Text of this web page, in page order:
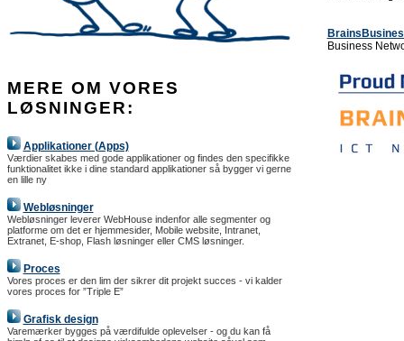
MERE OM VORES
LØSNINGER:
Applikationer (Apps)
Værdier skabes med gode applikationer og findes den specifikke
funktionalitet ikke i dine standard applikationer så bygger vi gerne
en lille ny
Webløsninger
Webløsninger leverer WebHouse indenfor alle segmenter og
platforme om det er hjemmesider, Mobile website, Intranet,
Extranet, E-shop, Flash løsninger eller CMS løsninger.
Proces
Vores proces er den lim der sikrer dit projekt succes - vi kalder
vores proces for ”Triple E”
Grafisk design
Varemærker bygges på værdifulde oplevelser - og du kan få
Business